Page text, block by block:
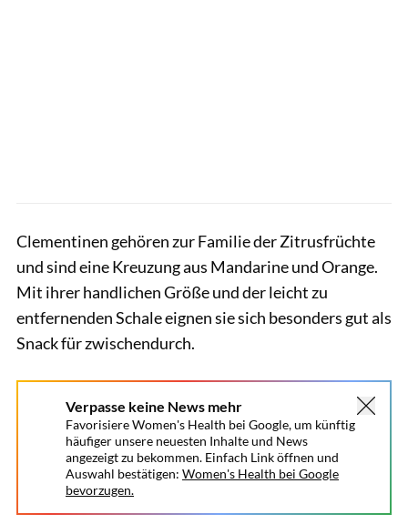
Clementinen gehören zur Familie der Zitrusfrüchte
und sind eine Kreuzung aus Mandarine und Orange.
Mit ihrer handlichen Größe und der leicht zu
entfernenden Schale eignen sie sich besonders gut als
Snack für zwischendurch.
Verpasse keine News mehr
Favorisiere Women's Health bei Google, um künftig
häufiger unsere neuesten Inhalte und News
angezeigt zu bekommen. Einfach Link öffnen und
Auswahl bestätigen: Women's Health bei Google
bevorzugen.